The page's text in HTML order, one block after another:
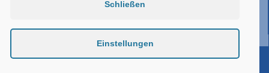
• Verbindungssystem
Schließen
Einstellungen